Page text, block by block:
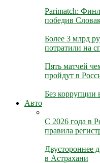
Parimatch:
победив
Более 3 млрд
потратили на
Пять матчей
пройдут в
Без коррупции
Авто
С 2026 года в
правила
Двустороннее
в Астрахани